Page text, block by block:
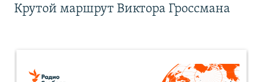
Крутой маршрут Виктора Гроссмана